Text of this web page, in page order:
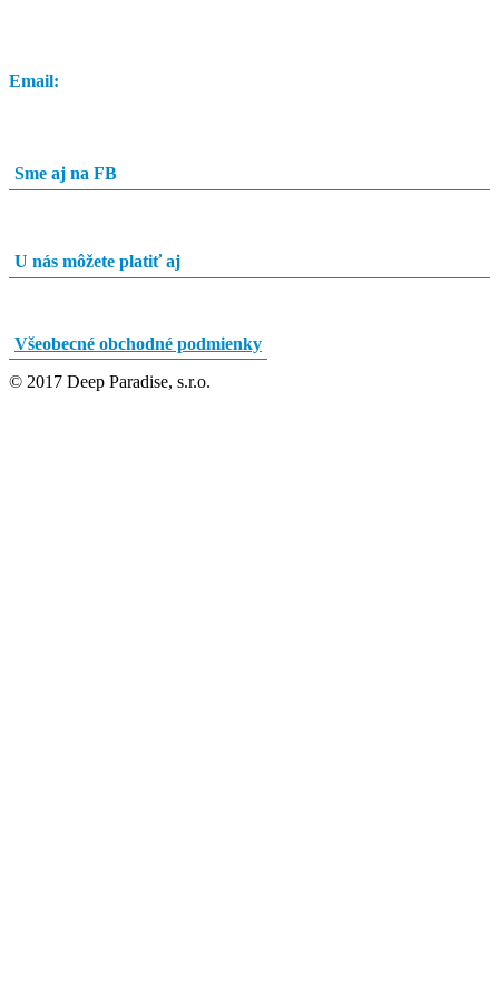
Email:
Sme aj na FB
U nás môžete platiť aj
Všeobecné obchodné podmienky
© 2017 Deep Paradise, s.r.o.